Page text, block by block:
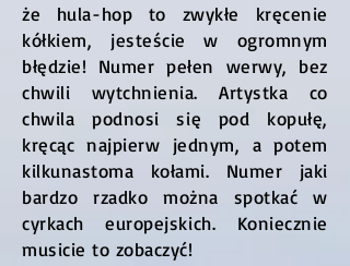
że hula-hop to zwykłe kręcenie
kółkiem, jesteście w ogromnym
błędzie! Numer pełen werwy, bez
chwili wytchnienia. Artystka co
chwila podnosi się pod kopułę,
kręcąc najpierw jednym, a potem
kilkunastoma kołami. Numer jaki
bardzo rzadko można spotkać w
cyrkach europejskich. Koniecznie
musicie to zobaczyć!